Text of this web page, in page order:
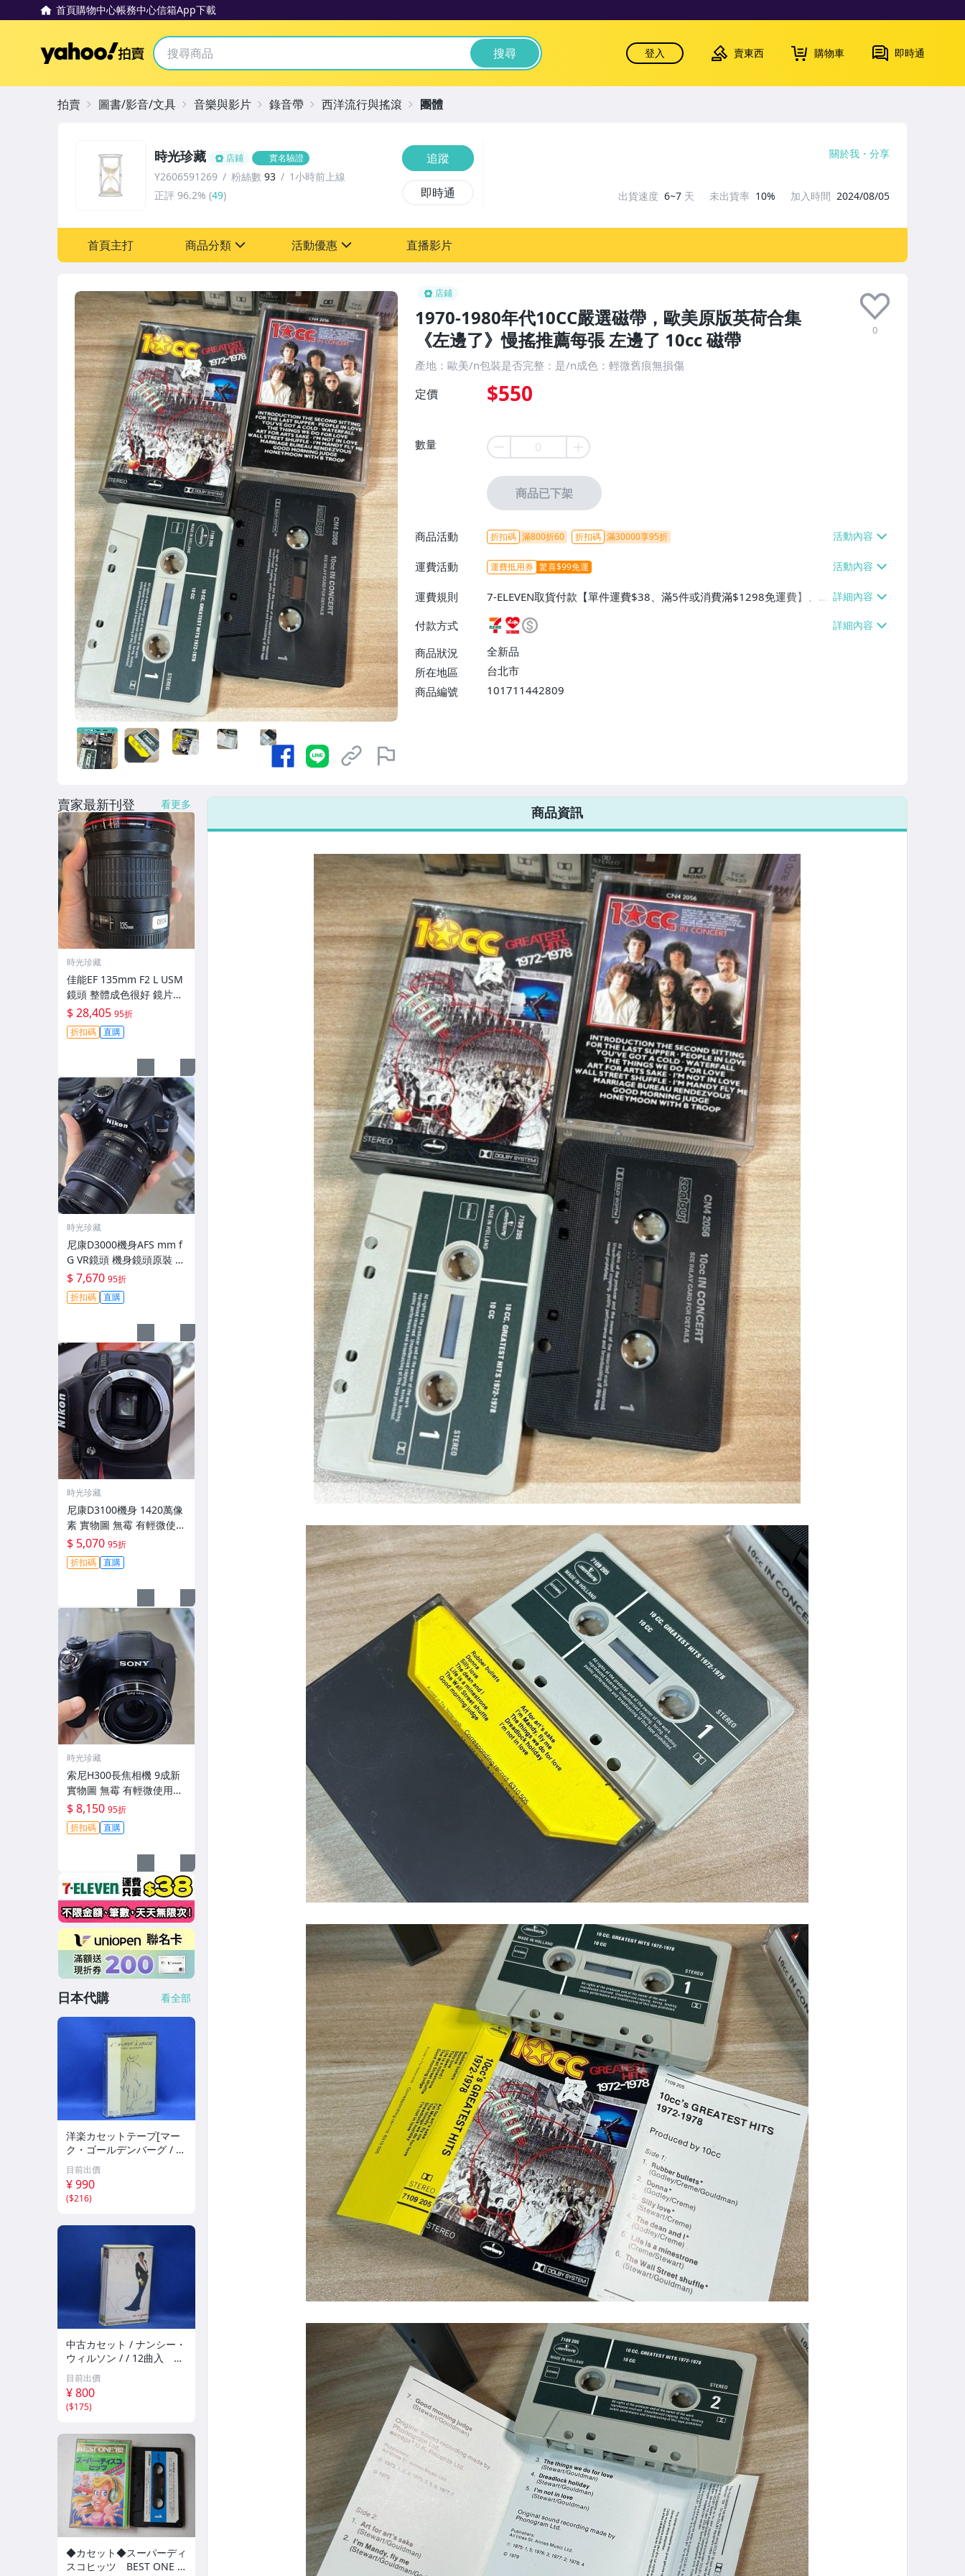
首頁購物中心帳務中心信箱App下載
Yahoo拍賣 搜尋 登入 賣東西 購物車 即時通
店鋪
1970-1980年代10CC嚴選磁帶，歐美原版英荷合集
《左邊了》慢搖推薦每張 左邊了 10cc 磁帶
0
產地：歐美/n包裝是否完整：是/n成色：輕微舊痕無損傷
定價 $550
數量
商品已下架
商品活動 折扣碼 滿800折60 折扣碼 滿30000享95折
運費活動 運費抵用券 驚喜$99免運
運費規則
7-ELEVEN取貨付款【單件運費$38、滿5件或消費滿$1298免運費】、7-
ELEVEN取貨不付款【免運費】、萊爾富取貨付款【單件運費$60、滿5件
或消費滿$1298免運費】、宅配/貨運【單件運費$120、滿5件或消費滿
$1598免運費】
付款方式
商品狀況
全新品
所在地區
台北市
商品編號
101711442809
時光珍藏 店鋪 實名驗證
Y2606591269 粉絲數 93
1小時前上線
正評 96.2% (49)
追蹤
即時通
關於我 分享
出貨速度 6~7 天 未出貨率 10% 加入時間 2024/08/05
首頁主打 商品分類 活動優惠
[全店] 週年慶
直播影片
拍賣 圖書/影音/文具 音樂與影片 錄音帶 西洋流行與搖滾 團體
商品資訊
賣家最新刊登 看更多
時光珍藏
佳能EF 135mm F2 L USM
鏡頭 整體成色很好 鏡片完
美無劃痕 功能一切正常 無
拆修無-3430
$ 28,405 95折
折扣碼 直購
時光珍藏
尼康D3000機身AFS mm f
G VR鏡頭 機身鏡頭原裝 無
拆修無翻新 有輕微使用痕
跡 鏡頭-3430
$ 7,670 95折
折扣碼 直購
時光珍藏
尼康D3100機身 1420萬像
素 實物圖 無霉 有輕微使用
痕跡 機身原裝 無拆修無翻
新 臨-343
$ 5,070 95折
折扣碼 直購
時光珍藏
索尼H300長焦相機 9成新
實物圖 無霉 有輕微使用痕
跡 機身鏡頭原裝 無拆修無
翻新-3430
$ 8,150 95折
折扣碼 直購
日本代購 看全部
洋楽カセットテープ[マー
ク・ゴールデンバーグ / 鞄
を持った男] 71607
目前出價
¥ 990
($216)
中古カセット / ナンシー・
ウィルソン / / 12曲入 歌
詞カード付 021405
目前出價
¥ 800
($175)
◆カセット◆スーパーディ
スコヒッツ BEST ONE '8